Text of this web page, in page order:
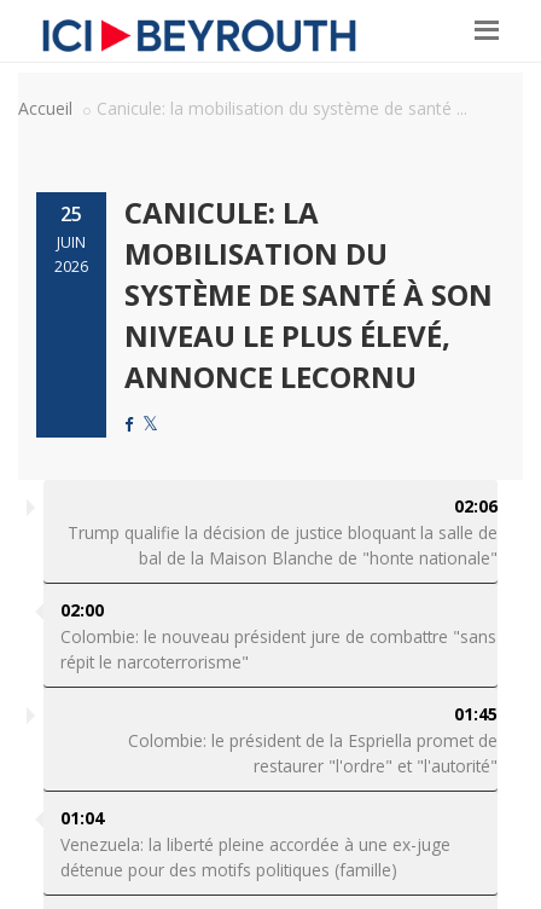
Accueil Canicule: la mobilisation du système de santé ...
25
JUIN
2026
CANICULE: LA
MOBILISATION DU
SYSTÈME DE SANTÉ À SON
NIVEAU LE PLUS ÉLEVÉ,
ANNONCE LECORNU
02:06
Trump qualifie la décision de justice bloquant la salle de
bal de la Maison Blanche de "honte nationale"
02:00
Colombie: le nouveau président jure de combattre "sans
répit le narcoterrorisme"
01:45
Colombie: le président de la Espriella promet de
restaurer "l'ordre" et "l'autorité"
01:04
Venezuela: la liberté pleine accordée à une ex-juge
détenue pour des motifs politiques (famille)